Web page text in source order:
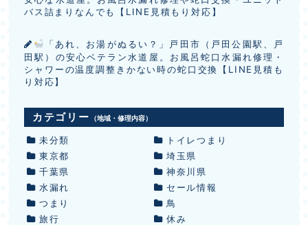
バス詰まりなんでも【LINE見積もり対応】
「あれ、お湯がぬるい？」戸田市（戸田公園駅、戸
田駅）の安心ベテラン水道屋。お風呂蛇口水漏れ修理・
シャワーの温度調整きかない時の蛇口交換【LINE見積も
り対応】
カテゴリー （地域・修理内容）
未分類
トイレつまり
東京都
埼玉県
千葉県
神奈川県
水漏れ
セール情報
つまり
鳥
旅行
休み